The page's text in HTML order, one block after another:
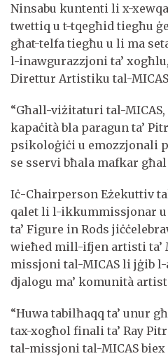
Ninsabu kuntenti li x-
twettiq u t-tqegħid tiegħu
għat-telfa tiegħu u li ma
l-inawgurazzjoni ta’
Direttur Artistiku tal-
“Għall-viżitaturi tal-
kapaċità bla paragun ta’
psikoloġiċi u emozzjonali
se sservi bħala mafkar
Iċ-Chairperson Eżekuttiv
qalet li l-ikkummissjonar
ta’ Figure in Rods
wieħed mill-ifjen artisti ta’
missjoni tal-MICAS li jġib
djalogu ma’ komunità
“Huwa tabilħaqq ta’ unur
tax-xogħol finali ta’ Ray
tal-missjoni tal-MICAS